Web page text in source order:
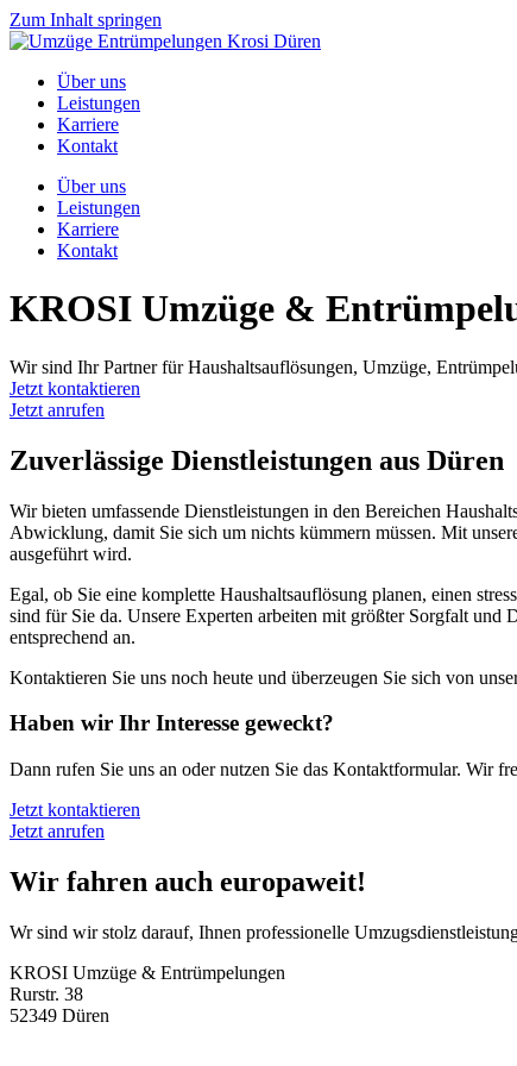
Zum Inhalt springen
Über uns
Leistungen
Karriere
Kontakt
Über uns
Leistungen
Karriere
Kontakt
KROSI Umzüge &
Wir sind Ihr Partner für Haushaltsauflösungen, Umzüge,
Jetzt kontaktieren
Jetzt anrufen
Zuverlässige Dienstleistungen aus Düren
Wir bieten umfassende Dienstleistungen in den Bereichen
Abwicklung, damit Sie sich um nichts kümmern müssen. Mit
ausgeführt wird.
Egal, ob Sie eine komplette Haushaltsauflösung planen, einen
sind für Sie da. Unsere Experten arbeiten mit größter Sorgfalt und
entsprechend an.
Kontaktieren Sie uns noch heute und überzeugen Sie sich von
Haben wir Ihr Interesse geweckt?
Dann rufen Sie uns an oder nutzen Sie das Kontaktformular. Wir
Jetzt kontaktieren
Jetzt anrufen
Wir fahren auch europaweit!
Wr sind wir stolz darauf, Ihnen professionelle
KROSI Umzüge & Entrümpelungen
Rurstr. 38
52349 Düren